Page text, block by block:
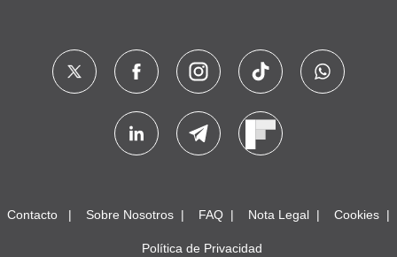
Contacto Sobre Nosotros FAQ Nota Legal Cookies
Política de Privacidad